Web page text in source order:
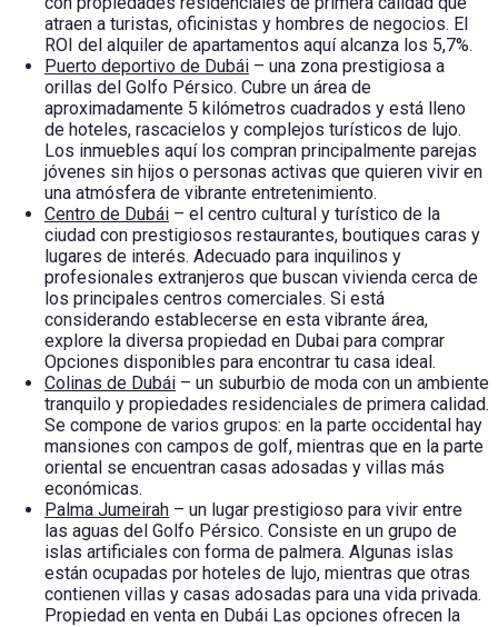
atraen a turistas, oficinistas y hombres de negocios. El
ROI del alquiler de apartamentos aquí alcanza los 5,7%.
Puerto deportivo de Dubái – una zona prestigiosa a
orillas del Golfo Pérsico. Cubre un área de
aproximadamente 5 kilómetros cuadrados y está lleno
de hoteles, rascacielos y complejos turísticos de lujo.
Los inmuebles aquí los compran principalmente parejas
jóvenes sin hijos o personas activas que quieren vivir en
una atmósfera de vibrante entretenimiento.
Centro de Dubái – el centro cultural y turístico de la
ciudad con prestigiosos restaurantes, boutiques caras y
lugares de interés. Adecuado para inquilinos y
profesionales extranjeros que buscan vivienda cerca de
los principales centros comerciales. Si está
considerando establecerse en esta vibrante área,
explore la diversa propiedad en Dubai para comprar
Opciones disponibles para encontrar tu casa ideal.
Colinas de Dubái – un suburbio de moda con un ambiente
tranquilo y propiedades residenciales de primera calidad.
Se compone de varios grupos: en la parte occidental hay
mansiones con campos de golf, mientras que en la parte
oriental se encuentran casas adosadas y villas más
económicas.
Palma Jumeirah – un lugar prestigioso para vivir entre
las aguas del Golfo Pérsico. Consiste en un grupo de
islas artificiales con forma de palmera. Algunas islas
están ocupadas por hoteles de lujo, mientras que otras
contienen villas y casas adosadas para una vida privada.
Propiedad en venta en Dubái Las opciones ofrecen la